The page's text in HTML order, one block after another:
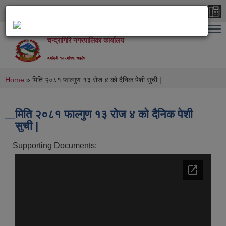
Skip to main content
चन्द्रागिरि नगरपालिका कार्यालय
rüflu/L gu/kflnsF ðFs‹ly
You are here
Home » मिति २०८१ फाल्गुण १३ रोज ४ को दैनिक पेशी सुची |
मिति २०८१ फाल्गुण १३ रोज ४ को दैनिक पेशी
सुची |
Supporting Documents: